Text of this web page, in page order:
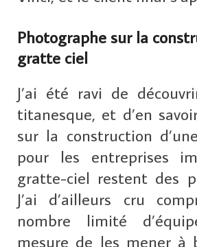
Photographe sur la
gratte ciel
J’ai été ravi de
titanesque, et d’en
sur la construction
pour les entreprises
gratte-ciel restent des
J’ai d’ailleurs cru
nombre limité
mesure de les mener à